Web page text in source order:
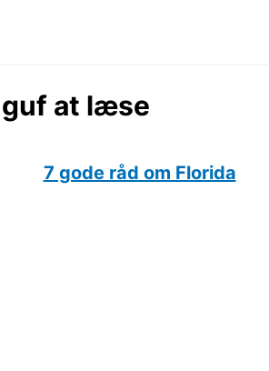
at læse
7 gode råd om Florida